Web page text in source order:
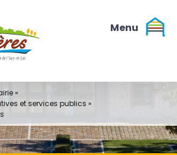
»
et services publics »